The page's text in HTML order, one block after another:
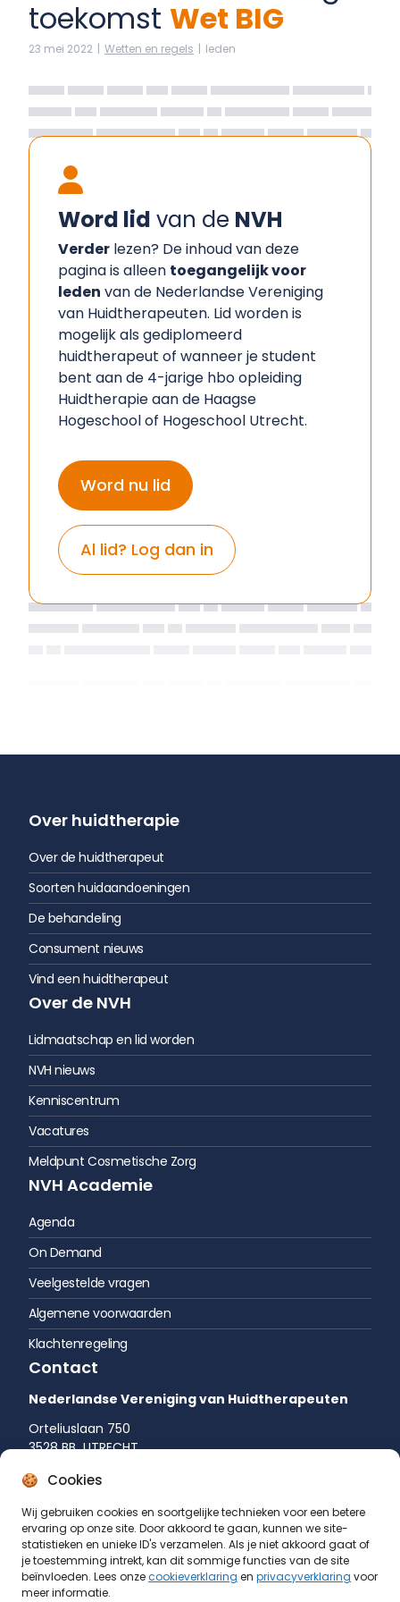
Cookies
Wij gebruiken cookies en soortgelijke technieken voor een betere
ervaring op onze site. Door akkoord te gaan, kunnen we site-
statistieken en unieke ID's verzamelen. Als je niet akkoord gaat of
je toestemming intrekt, kan dit sommige functies van de site
beïnvloeden. Lees onzecookieverklaring en privacyverklaring voor
meer informatie.
toekomst Wet BIG
23 mei 2022 | Wetten en regels | leden
Word lid van de NVH
Verder lezen? De inhoud van deze
pagina is alleen toegangelijk voor
leden van de Nederlandse Vereniging
van Huidtherapeuten. Lid worden is
mogelijk als gediplomeerd
huidtherapeut of wanneer je student
bent aan de 4-jarige hbo opleiding
Huidtherapie aan de Haagse
Hogeschool of Hogeschool Utrecht.
Word nu lid
Al lid? Log dan in
Over huidtherapie
Over de huidtherapeut
Soorten huidaandoeningen
De behandeling
Consument nieuws
Vind een huidtherapeut
Over de NVH
Lidmaatschap en lid worden
NVH nieuws
Kenniscentrum
Vacatures
Meldpunt Cosmetische Zorg
NVH Academie
Agenda
On Demand
Veelgestelde vragen
Algemene voorwaarden
Klachtenregeling
Contact
Nederlandse Vereniging van Huidtherapeuten
Orteliuslaan 750
3528 BB UTRECHT
035 542 75 52